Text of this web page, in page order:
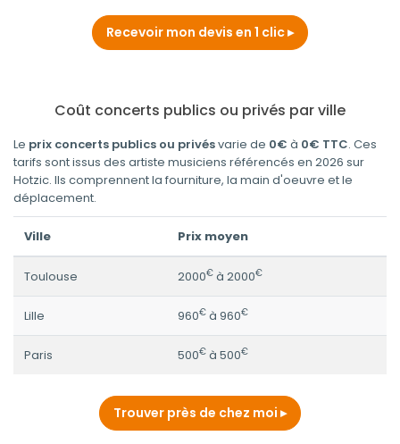
Recevoir mon devis en 1 clic
Coût concerts publics ou privés par ville
Le prix concerts publics ou privésvarie de 0€ à 0€ TTC. Ces
tarifs sont issus des artiste musiciens référencés en 2026 sur
Hotzic. Ils comprennent la fourniture, la main d'oeuvre et le
déplacement.
Ville Prix moyen
Toulouse 2000€ à 2000€
Lille 960€ à 960€
Paris 500€ à 500€
Trouver près de chez moi